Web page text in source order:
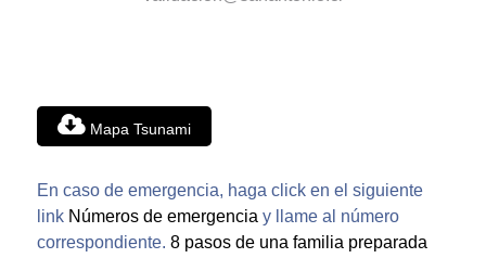
Mapa Tsunami
En caso de emergencia, haga click en el siguiente
link Números de emergencia y llame al número
correspondiente. 8 pasos de una familia preparada